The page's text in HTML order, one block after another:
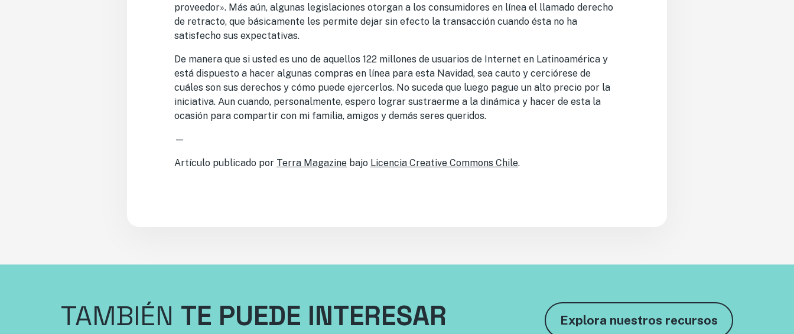
proveedor». Más aún, algunas legislaciones otorgan a los consumidores en línea el llamado derecho
de retracto, que básicamente les permite dejar sin efecto la transacción cuando ésta no ha
satisfecho sus expectativas.
De manera que si usted es uno de aquellos 122 millones de usuarios de Internet en Latinoamérica y
está dispuesto a hacer algunas compras en línea para esta Navidad, sea cauto y cerciórese de
cuáles son sus derechos y cómo puede ejercerlos. No suceda que luego pague un alto precio por la
iniciativa. Aun cuando, personalmente, espero lograr sustraerme a la dinámica y hacer de esta la
ocasión para compartir con mi familia, amigos y demás seres queridos.
—
Artículo publicado por Terra Magazine bajo Licencia Creative Commons Chile.
TAMBIÉN TE PUEDE INTERESAR Explora nuestros recursos